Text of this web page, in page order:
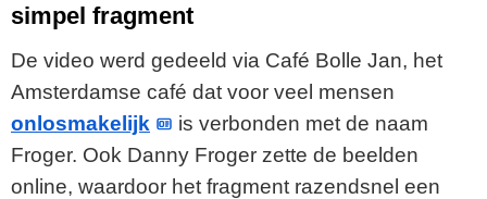
simpel fragment
De video werd gedeeld via Café Bolle Jan, het
Amsterdamse café dat voor veel mensen
onlosmakelijk
is verbonden met de naam
Froger. Ook Danny Froger zette de beelden
online, waardoor het fragment razendsnel een